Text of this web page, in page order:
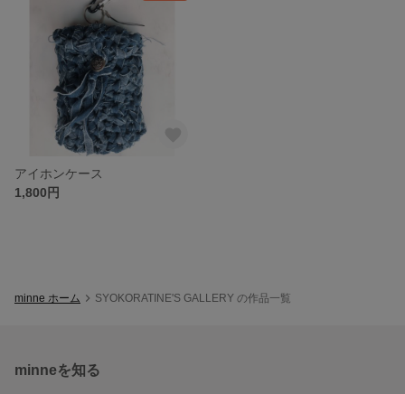
アイホンケース
1,800円
minne ホーム SYOKORATINE'S GALLERY の作品一覧
minneを知る